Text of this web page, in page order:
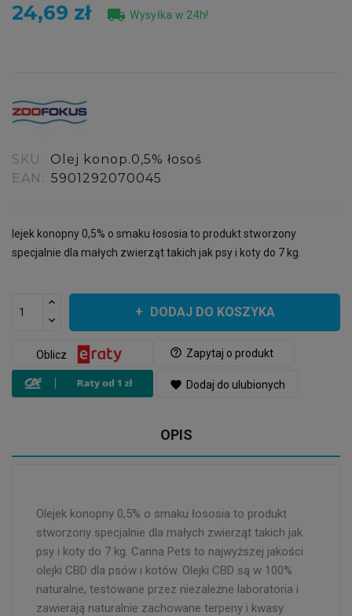
24,69 zł local_shipping Wysyłka w 24h!
SKU: Olej konop.0,5% łosoś
EAN: 5901292070045
lejek konopny 0,5% o smaku łososia to produkt stworzony
specjalnie dla małych zwierząt takich jak psy i koty do 7 kg.
DODAJ DO KOSZYKA
help_outline Zapytaj o produkt
Oblicz
favorite Dodaj do ulubionych
OPIS
Olejek konopny 0,5% o smaku łososia to produkt
stworzony specjalnie dla małych zwierząt takich jak
psy i koty do 7 kg. Canna Pets to najwyższej jakości
olejki CBD dla psów i kotów. Olejki CBD są w 100%
naturalne, testowane przez niezależne laboratoria i
zawierają naturalnie zachowane terpeny i kwasy